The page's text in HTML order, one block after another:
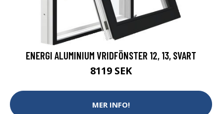
ENERGI ALUMINIUM VRIDFÖNSTER 12, 13, SVART
8119 SEK
MER INFO!